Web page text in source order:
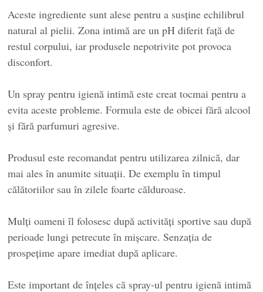
Aceste ingrediente sunt alese pentru a susține echilibrul
natural al pielii. Zona intimă are un pH diferit față de
restul corpului, iar produsele nepotrivite pot provoca
disconfort.
Un spray pentru igienă intimă este creat tocmai pentru a
evita aceste probleme. Formula este de obicei fără alcool
și fără parfumuri agresive.
Produsul este recomandat pentru utilizarea zilnică, dar
mai ales în anumite situații. De exemplu în timpul
călătoriilor sau în zilele foarte călduroase.
Mulți oameni îl folosesc după activități sportive sau după
perioade lungi petrecute în mișcare. Senzația de
prospețime apare imediat după aplicare.
Este important de înțeles că spray-ul pentru igienă intimă